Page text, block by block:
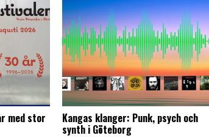
med stor Kangas klanger: Punk, psych och
synth i Göteborg